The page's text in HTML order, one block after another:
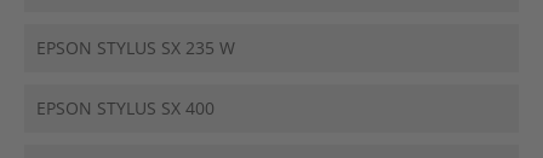
EPSON STYLUS SX 235 W
EPSON STYLUS SX 400